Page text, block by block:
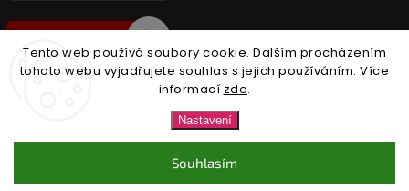
Tento web používá soubory cookie. Dalším procházením
tohoto webu vyjadřujete souhlas s jejich používáním. Více
informací zde.
Nastavení
Souhlasím
Nonari.cz. Všechna práva vyhrazena.
Upravit nastavení cookies
Shoptet| Design